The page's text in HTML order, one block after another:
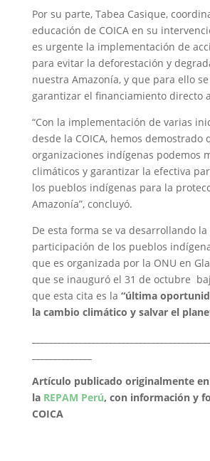
Por su parte, Tabea Casique,
educación de COICA en su
es urgente la implementación de
para evitar la deforestación y
nuestra Amazonía, y que para ello
garantizar el financiamiento directo
“Con la implementación de varias
desde la COICA, hemos demostrado
organizaciones indígenas podemos
climáticos y garantizar la efectiva
los pueblos indígenas para la
Amazonía”, concluyó.
De esta forma se va desarrollando
participación de los pueblos
que es organizada por la ONU en
que se inauguró el 31 de octubre
que esta cita es la “última
la cambio climático y salvar el
Artículo publicado originalmente
la REPAM Perú, con información y
COICA